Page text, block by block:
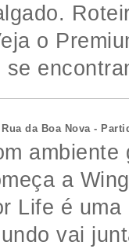
o
se
Rua da Boa Nova -
ambiente
a
Life é
vai